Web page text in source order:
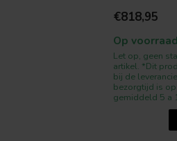
€818,95
Op
Let op, geen
artikel. *Dit
bij de
bezorgtijd is
gemiddeld 5 a